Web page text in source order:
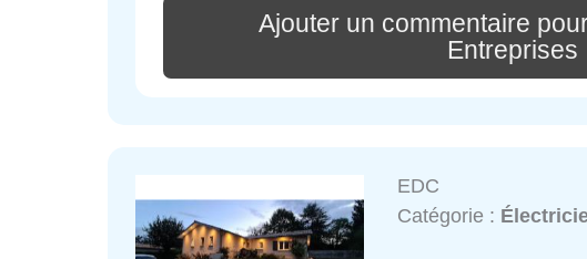
Ajouter un commentaire
Entreprises
EDC
Catégorie :